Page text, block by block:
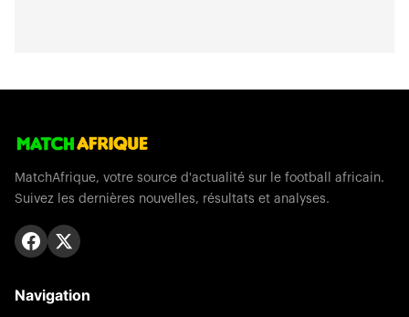
MatchAfrique, votre source d'actualité sur le football africain.
Suivez les dernières nouvelles, résultats et analyses.
Navigation